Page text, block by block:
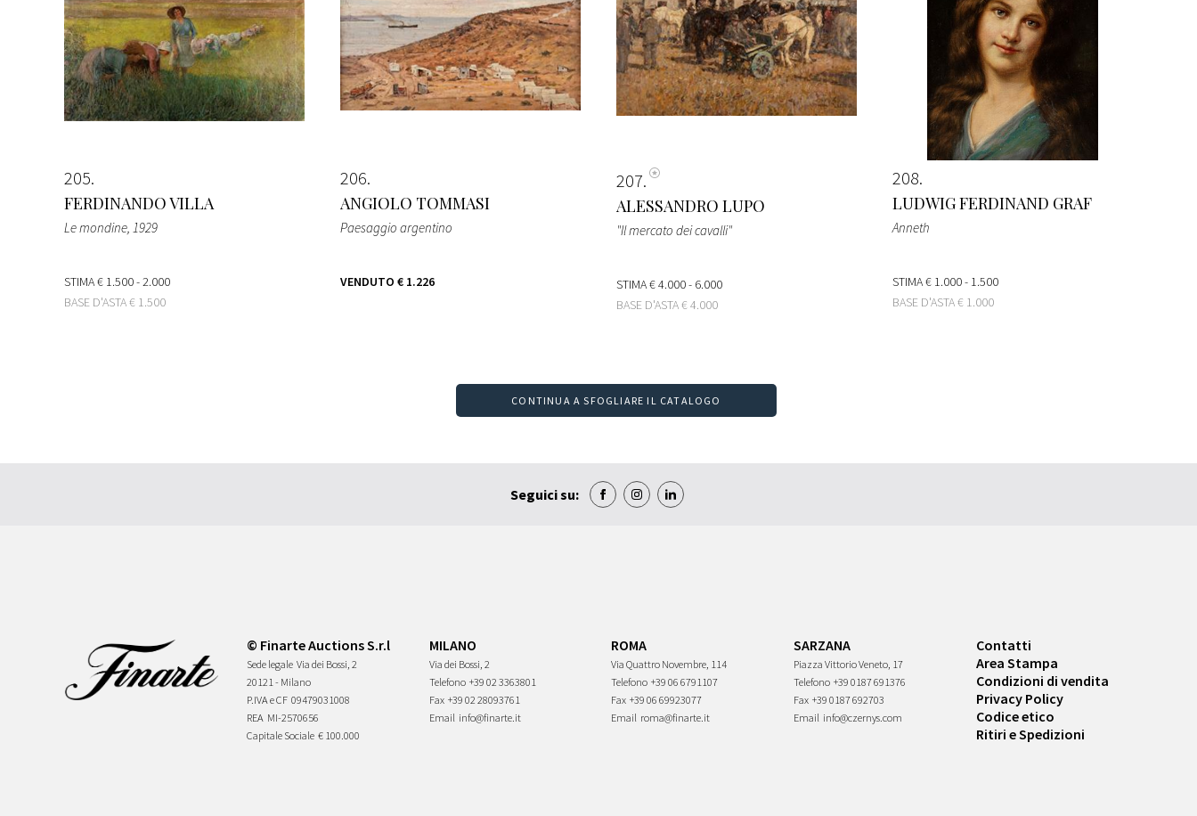
205
FERDINANDO VILLA
Le mondine, 1929
STIMA€ 1.500 - 2.000
BASE D'ASTA€ 1.500
206
ANGIOLO TOMMASI
Paesaggio argentino
VENDUTO € 1.226
207
ALESSANDRO LUPO
"Il mercato dei cavalli"
STIMA€ 4.000 - 6.000
BASE D'ASTA€ 4.000
208
LUDWIG FERDINAND GRAF
Anneth
STIMA€ 1.000 - 1.500
BASE D'ASTA€ 1.000
CONTINUA A SFOGLIARE IL CATALOGO
Seguici su:
© Finarte Auctions S.r.l
Sede legale Via dei Bossi, 2
20121 - Milano
P.IVA e CF 09479031008
REA MI-2570656
Capitale Sociale € 100.000
MILANO
Via dei Bossi, 2
Telefono +39 02 3363801
Fax +39 02 28093761
Email info@finarte.it
ROMA
Via Quattro Novembre, 114
Telefono +39 06 6791107
Fax +39 06 69923077
Email roma@finarte.it
SARZANA
Piazza Vittorio Veneto, 17
Telefono +39 0187 691376
Fax +39 0187 692703
Email info@czernys.com
Contatti
Area Stampa
Condizioni di vendita
Privacy Policy
Codice etico
Ritiri e Spedizioni